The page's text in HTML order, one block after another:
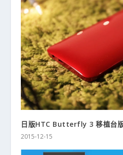
日版HTC Butterfly 3 移植台
2015-12-15